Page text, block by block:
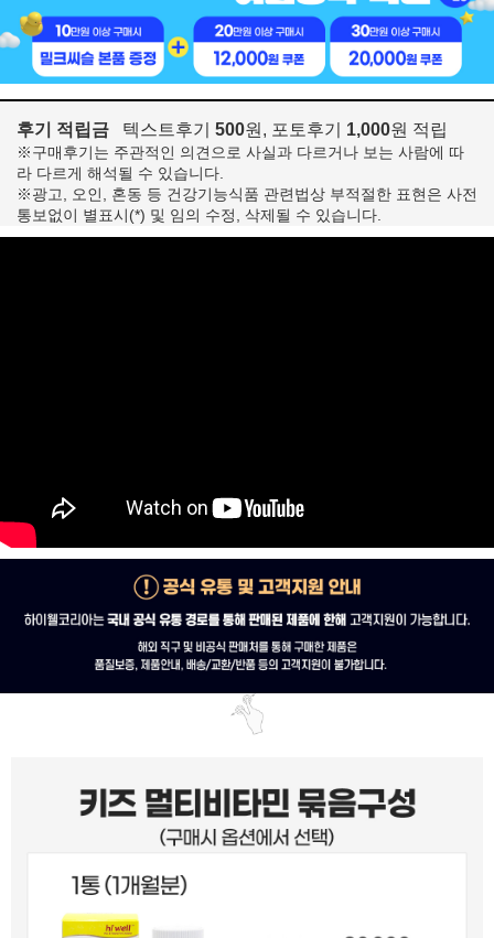
후기 적립금 텍스트후기 500원, 포토후기 1,000원 적립
※구매후기는 주관적인 의견으로 사실과 다르거나 보는 사람에 따
라 다르게 해석될 수 있습니다.
※광고, 오인, 혼동 등 건강기능식품 관련법상 부적절한 표현은 사전
통보없이 별표시(*) 및 임의 수정, 삭제될 수 있습니다.